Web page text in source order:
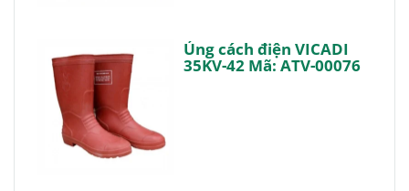
Ủng cách điện VICADI
35KV-42 Mã: ATV-00076